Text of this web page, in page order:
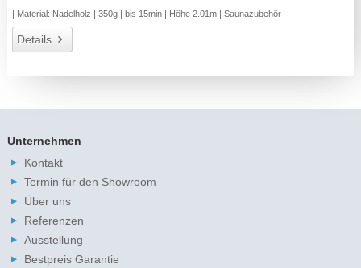
| Material: Nadelholz | 350g | bis 15min | Höhe 2.01m | Saunazubehör
Details
Unternehmen
Kontakt
Termin für den Showroom
Über uns
Referenzen
Ausstellung
Bestpreis Garantie